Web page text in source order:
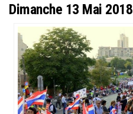
Dimanche 13 Mai 2018